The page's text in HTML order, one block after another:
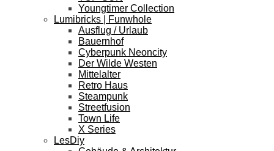
Youngtimer Collection
Lumibricks | Funwhole
Ausflug / Urlaub
Bauernhof
Cyberpunk Neoncity
Der Wilde Westen
Mittelalter
Retro Haus
Steampunk
Streetfusion
Town Life
X Series
LesDiy